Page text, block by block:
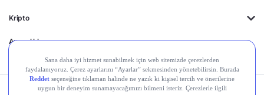
Kripto
Ayrıcalıklar